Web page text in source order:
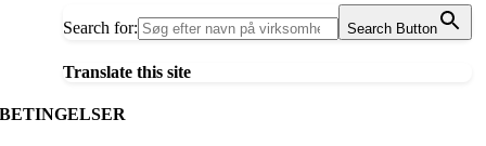
Search for: Search Button
Translate this site
BETINGELSER